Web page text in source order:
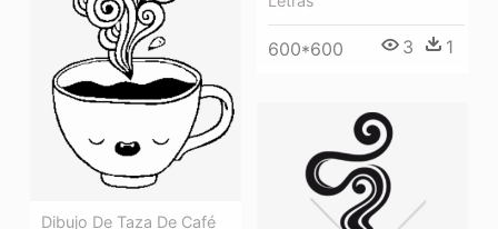
600*600 3 1
Dibujo De Taza De Café